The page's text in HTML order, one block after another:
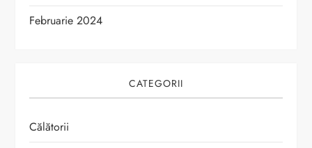
Februarie 2024
CATEGORII
Călătorii